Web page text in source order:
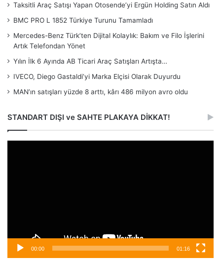
Taksitli Araç Satışı Yapan Otosende’yi Ergün Holding Satın Aldı
BMC PRO L 1852 Türkiye Turunu Tamamladı
Mercedes-Benz Türk’ten Dijital Kolaylık: Bakım ve Filo İşlerini
Artık Telefondan Yönet
Yılın İlk 6 Ayında AB Ticari Araç Satışları Artışta…
IVECO, Diego Gastaldi’yi Marka Elçisi Olarak Duyurdu
MAN’ın satışları yüzde 8 arttı, kârı 486 milyon avro oldu
STANDART DIŞI ve SAHTE PLAKAYA DİKKAT!
00:00 01:16